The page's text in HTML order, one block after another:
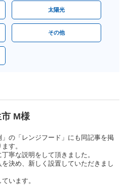
太陽光
その他
M様
」の「レンジフード」にも同記事を掲
す。
寧な説明をして頂きました。
を決め、新しく設置していただきまし
います。